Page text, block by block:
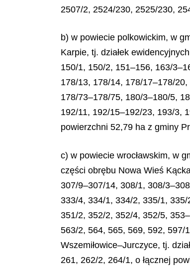
2507/2, 2524/230, 2525/230,
b) w powiecie polkowickim, w
Karpie, tj. działek
150/1, 150/2, 151–156, 163/
178/13, 178/14, 178/17–178/
178/73–178/75, 180/3–180/5,
192/11, 192/15–192/23, 193/3,
powierzchni 52,79 ha z gminy
c) w powiecie wrocławskim, w
części obrębu Nowa Wieś
307/9–307/14, 308/1, 308/
333/4, 334/1, 334/2, 335/1,
351/2, 352/2, 352/4, 352/5,
563/2, 564, 565, 569, 592, 597/
Wszemiłowice–Jurczyce, tj.
261, 262/2, 264/1, o łącznej